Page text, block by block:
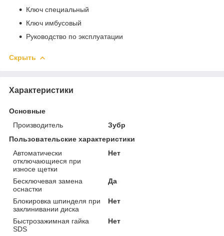
Ключ специальный
Ключ имбусовый
Руководство по эксплуатации
Скрыть
Характеристики
Основные
Производитель
Зубр
Пользовательские характеристики
Автоматически
отключающиеся при
износе щетки
Нет
Бесключевая замена
оснастки
Да
Блокировка шпинделя при
заклинивании диска
Нет
Быстрозажимная гайка
SDS
Нет